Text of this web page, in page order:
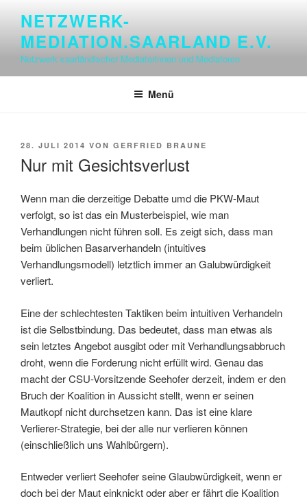
springen
NETZWERK-
MEDIATION.SAARLAND E.V.
Netzwerk saarländischer Mediatorinnen und Mediatoren
Menü
VERÖFFENTLICHT
28. JULI 2014 VON GERFRIED BRAUNE
Nur mit Gesichtsverlust
Wenn man die derzeitige Debatte umd die PKW-Maut
verfolgt, so ist das ein Musterbeispiel, wie man
Verhandlungen nicht führen soll. Es zeigt sich, dass man
beim üblichen Basarverhandeln (intuitives
Verhandlungsmodell) letztlich immer an Galubwürdigkeit
verliert.
Eine der schlechtesten Taktiken beim intuitiven Verhandeln
ist die Selbstbindung. Das bedeutet, dass man etwas als
sein letztes Angebot ausgibt oder mit Verhandlungsabbruch
droht, wenn die Forderung nicht erfüllt wird. Genau das
macht der CSU-Vorsitzende Seehofer derzeit, indem er den
Bruch der Koalition in Aussicht stellt, wenn er seinen
Mautkopf nicht durchsetzen kann. Das ist eine klare
Verlierer-Strategie, bei der alle nur verlieren können
(einschließlich uns Wahlbürgern).
Entweder verliert Seehofer seine Glaubwürdigkeit, wenn er
doch bei der Maut einknickt oder aber er fährt die Koalition